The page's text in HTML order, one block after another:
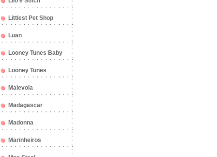
Littlest Pet Shop
Luan
Looney Tunes Baby
Looney Tunes
Malevola
Madagascar
Madonna
Marinheiros